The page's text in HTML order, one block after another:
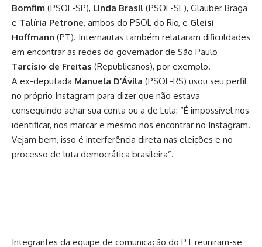
Bomfim (PSOL-SP), Linda Brasil (PSOL-SE), Glauber Braga
e Talíria Petrone, ambos do PSOL do Rio, e Gleisi
Hoffmann (PT). Internautas também relataram dificuldades
em encontrar as redes do governador de São Paulo
Tarcísio de Freitas (Republicanos), por exemplo.
A ex-deputada Manuela D’Ávila (PSOL-RS) usou seu perfil
no próprio Instagram para dizer que não estava
conseguindo achar sua conta ou a de Lula: “É impossível nos
identificar, nos marcar e mesmo nos encontrar no Instagram.
Vejam bem, isso é interferência direta nas eleições e no
processo de luta democrática brasileira”.
Integrantes da equipe de comunicação do PT reuniram-se